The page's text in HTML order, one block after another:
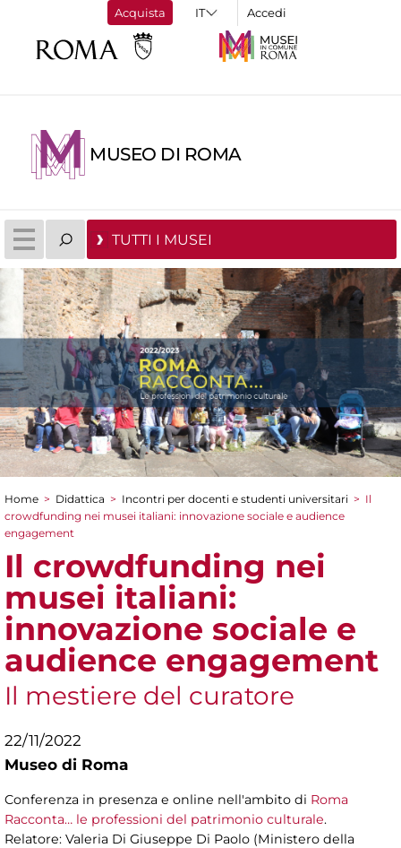
Acquista Accedi
MUSEO DI ROMA
TUTTI I MUSEI
Tu sei qui
Home > Didattica > Incontri per docenti e studenti universitari > Il
crowdfunding nei musei italiani: innovazione sociale e audience
engagement
Il crowdfunding nei
musei italiani:
innovazione sociale e
audience engagement
Il mestiere del curatore
22/11/2022
Museo di Roma
Conferenza in presenza e online nell'ambito di Roma
Racconta… le professioni del patrimonio culturale.
Relatore: Valeria Di Giuseppe Di Paolo (Ministero della